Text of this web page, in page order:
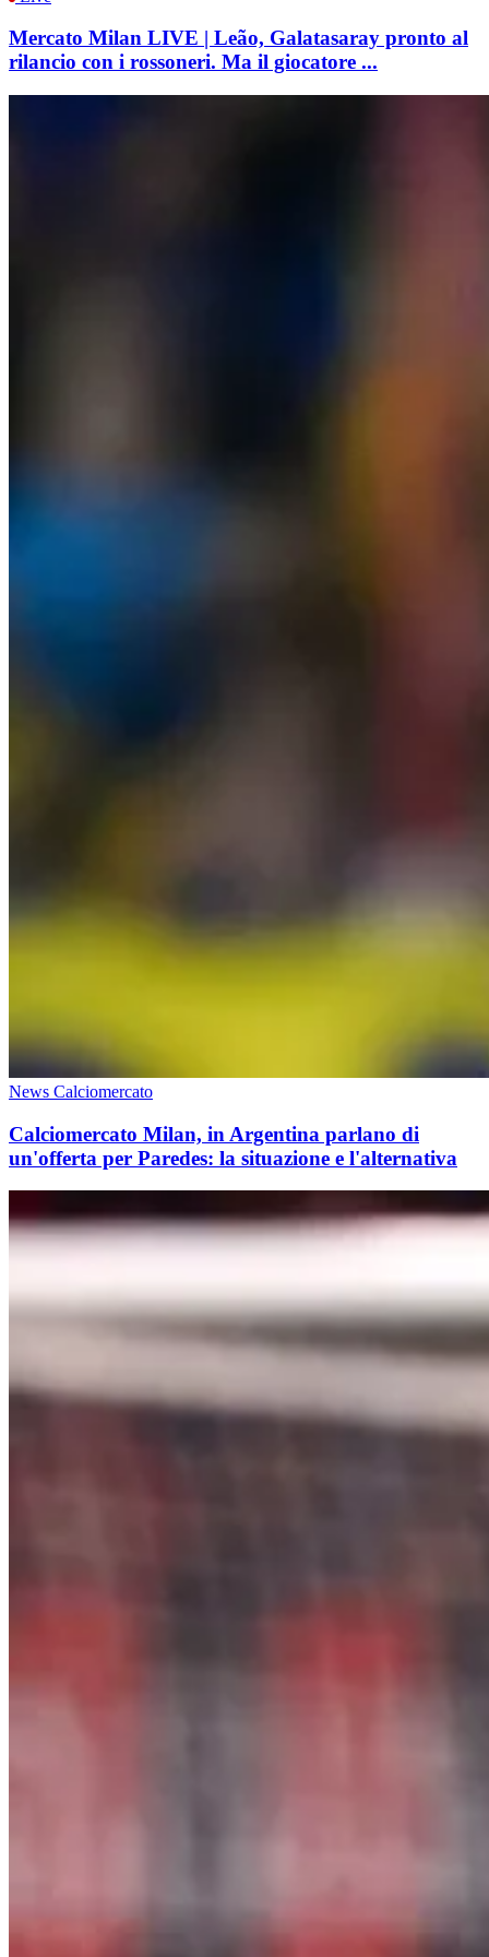
Mercato Milan LIVE | Leão, Galatasaray pronto al
rilancio con i rossoneri. Ma il giocatore ...
News Calciomercato
Calciomercato Milan, in Argentina parlano di
un'offerta per Paredes: la situazione e l'alternativa